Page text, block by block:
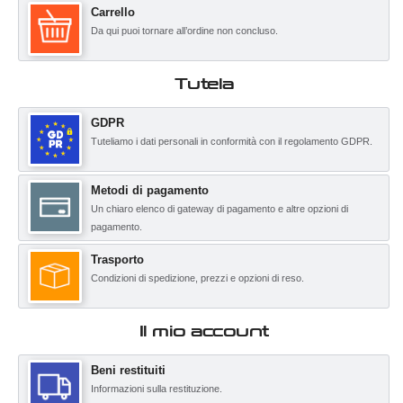
Carrello
Da qui puoi tornare all’ordine non concluso.
Tutela
GDPR
Tuteliamo i dati personali in conformità con il regolamento GDPR.
Metodi di pagamento
Un chiaro elenco di gateway di pagamento e altre opzioni di
pagamento.
Trasporto
Condizioni di spedizione, prezzi e opzioni di reso.
Il mio account
Beni restituiti
Informazioni sulla restituzione.